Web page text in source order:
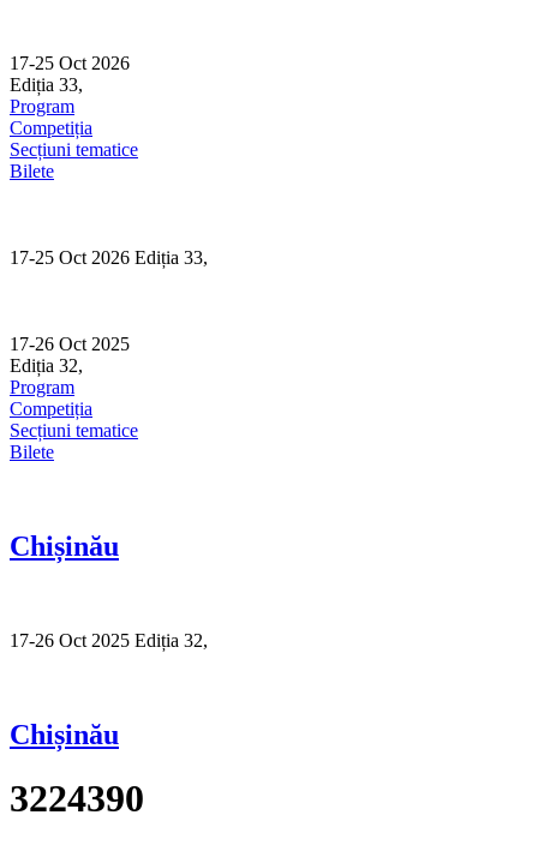
content
17-25 Oct 2026
Ediția 33,
Program
Competiția
Secțiuni tematice
Bilete
17-25 Oct 2026 Ediția 33,
17-26 Oct 2025
Ediția 32,
Program
Competiția
Secțiuni tematice
Bilete
Chișinău
17-26 Oct 2025 Ediția 32,
Chișinău
3224390